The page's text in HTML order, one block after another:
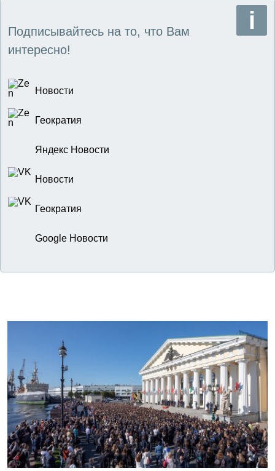
Подписывайтесь на то, что Вам
интересно!
Новости
Геократия
Яндекс Новости
Новости
Геократия
Google Новости